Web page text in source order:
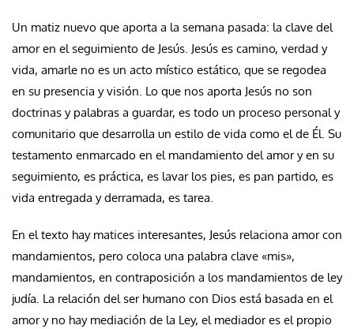
Un matiz nuevo que aporta a la semana pasada: la clave del
amor en el seguimiento de Jesús. Jesús es camino, verdad y
vida, amarle no es un acto místico estático, que se regodea
en su presencia y visión. Lo que nos aporta Jesús no son
doctrinas y palabras a guardar, es todo un proceso personal y
comunitario que desarrolla un estilo de vida como el de Él. Su
testamento enmarcado en el mandamiento del amor y en su
seguimiento, es práctica, es lavar los pies, es pan partido, es
vida entregada y derramada, es tarea.
En el texto hay matices interesantes, Jesús relaciona amor con
mandamientos, pero coloca una palabra clave «mis»,
mandamientos, en contraposición a los mandamientos de ley
judía. La relación del ser humano con Dios está basada en el
amor y no hay mediación de la Ley, el mediador es el propio